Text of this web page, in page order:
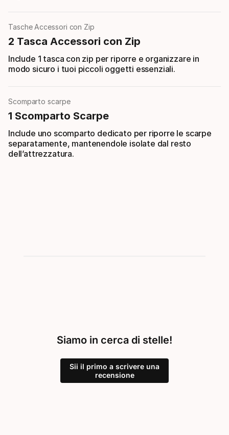
Tasche Accessori con Zip
2 Tasca Accessori con Zip
Include 1 tasca con zip per riporre e organizzare in
modo sicuro i tuoi piccoli oggetti essenziali.
Scomparto scarpe
1 Scomparto Scarpe
Include uno scomparto dedicato per riporre le scarpe
separatamente, mantenendole isolate dal resto
dell’attrezzatura.
Siamo in cerca di stelle!
Sii il primo a scrivere una
recensione